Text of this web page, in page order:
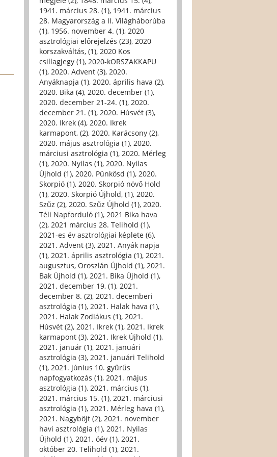
1941. március 28. (1), 1941. március
28. Magyarország a II. Világháborúba
(1), 1956. november 4. (1), 2020
asztrológiai előrejelzés (23), 2020
korszakváltás, (1), 2020 Kos
csillagjegy (1), 2020-kORSZAKKAPU
(1), 2020. Advent (3), 2020.
Anyáknapja (1), 2020. április hava (2),
2020. Bika (4), 2020. december (1),
2020. december 21-24. (1), 2020.
december 21. (1), 2020. Húsvét (3),
2020. Ikrek (4), 2020. Ikrek
karmapont, (2), 2020. Karácsony (2),
2020. május asztrológia (1), 2020.
márciusi asztrológia (1), 2020. Mérleg
(1), 2020. Nyilas (1), 2020. Nyilas
Újhold (1), 2020. Pünkösd (1), 2020.
Skorpió (1), 2020. Skorpió növő Hold
(1), 2020. Skorpió Újhold, (1), 2020.
Szűz (2), 2020. Szűz Újhold (1), 2020.
Téli Napforduló (1), 2021 Bika hava
(2), 2021 március 28. Telihold (1),
2021-es év asztrológiai képlete (6),
2021. Advent (3), 2021. Anyák napja
(1), 2021. április asztrológia (1), 2021.
augusztus, Oroszlán Újhold (1), 2021.
Bak Újhold (1), 2021. Bika Újhold (1),
2021. december 19, (1), 2021.
december 8. (2), 2021. decemberi
asztrológia (1), 2021. Halak hava (1),
2021. Halak Zodiákus (1), 2021.
Húsvét (2), 2021. Ikrek (1), 2021. Ikrek
karmapont (3), 2021. Ikrek Újhold (1),
2021. január (1), 2021. januári
asztrológia (3), 2021. januári Telihold
(1), 2021. június 10. gyűrűs
napfogyatkozás (1), 2021. május
asztrológia (1), 2021. március (1),
2021. március 15. (1), 2021. márciusi
asztrológia (1), 2021. Mérleg hava (1),
2021. Nagyböjt (2), 2021. november
havi asztrológia (1), 2021. Nyilas
Újhold (1), 2021. óév (1), 2021.
október 20. Telihold (1), 2021.